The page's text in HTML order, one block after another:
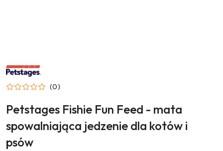
NAZWA
PRODUCENTA:
(0)
Petstages Fishie Fun Feed - mata
spowalniająca jedzenie dla kotów i
psów